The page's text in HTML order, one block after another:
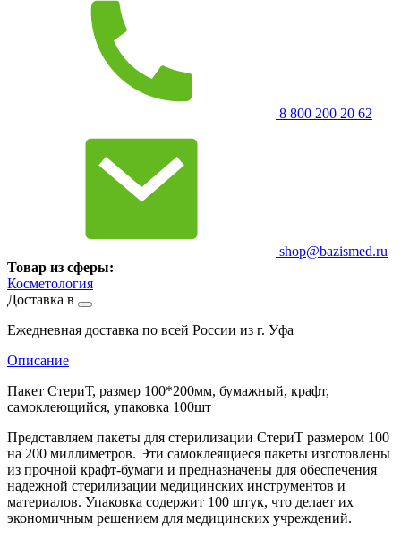
8 800 200 20 62
shop@bazismed.ru
Товар из сферы:
Косметология
Доставка в
Ежедневная доставка по всей России из г. Уфа
Описание
Пакет СтериТ, размер 100*200мм, бумажный, крафт,
самоклеющийся, упаковка 100шт
Представляем пакеты для стерилизации СтериТ размером 100
на 200 миллиметров. Эти самоклеящиеся пакеты изготовлены
из прочной крафт-бумаги и предназначены для обеспечения
надежной стерилизации медицинских инструментов и
материалов. Упаковка содержит 100 штук, что делает их
экономичным решением для медицинских учреждений.